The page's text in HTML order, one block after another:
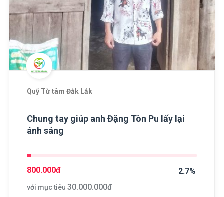
Quỹ Từ tâm Đắk Lắk
Chung tay giúp anh Đặng Tòn Pu lấy lại
ánh sáng
2.7%
800.000đ
với mục tiêu 30.000.000đ